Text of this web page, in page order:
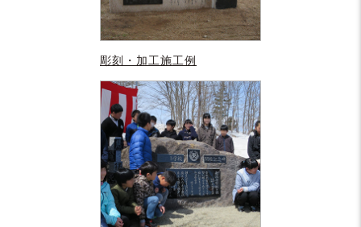
彫刻・加工施工例